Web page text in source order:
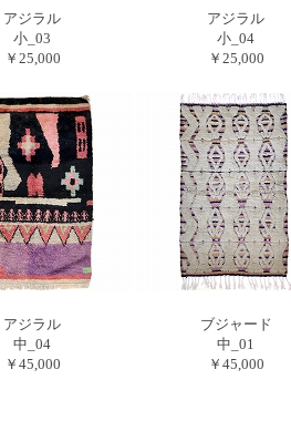
アジラル
小_03
￥25,000
アジラル
小_04
￥25,000
アジラル
中_04
￥45,000
ブジャード
中_01
￥45,000